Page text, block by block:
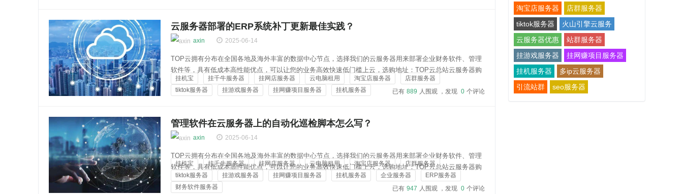
云服务器部署的ERP系统补丁更新最佳实践？
axin 2025-06-14
TOP云拥有分布在全国各地及海外丰富的数据中心节点，选择我们的云服务器用来部署企业财务软件、管理
软件等，具有低成本高性能优点，可以让您的业务高效快速低门槛上云，选购地址：TOP云总站云服务器购
买链接：https://topyun.vip/server/buy.htmlTOP云C站云服务器购买链接：https://c.topyun.vip/cart在云服务
器上...
挂机宝 挂千牛服务器 挂网店服务器 云电脑租用 淘宝店服务器
店群服务器
tiktok服务器
挂游戏服务器 挂网赚项目服务器 挂机服务器 已有 889 人围观 ，发现 0 个评论
管理软件在云服务器上的自动化巡检脚本怎么写？
axin 2025-06-14
TOP云拥有分布在全国各地及海外丰富的数据中心节点，选择我们的云服务器用来部署企业财务软件、管理
软件等，具有低成本高性能优点，可以让您的业务高效快速低门槛上云，选购地址：TOP云总站云服务器购
买链接：https://topyun.vip/server/buy.htmlTOP云C站云服务器购买链接：https://c.topyun.vip/cart以下是为
管理...
挂机宝 挂千牛服务器 挂网店服务器 云电脑租用 淘宝店服务器
店群服务器
tiktok服务器
挂游戏服务器 挂网赚项目服务器 挂机服务器 企业服务器
ERP服务器
财务软件服务器
已有 947 人围观 ，发现 0 个评论
淘宝店服务器
店群服务器
tiktok服务器
火山引擎云服务
云服务器优惠
站群服务器
挂游戏服务器
挂网赚项目服务器
挂机服务器
多ip云服务器
引流站群
seo服务器